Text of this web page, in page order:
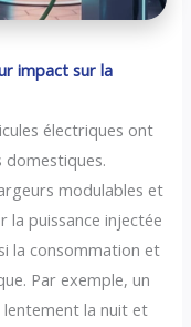
impact sur la
électriques ont
domestiques.
modulables et
la puissance injectée
la consommation et
Par exemple, un
lentement la nuit et